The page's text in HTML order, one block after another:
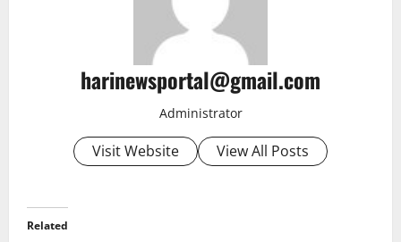
harinewsportal@gmail.com
Administrator
Visit Website View All Posts
Related